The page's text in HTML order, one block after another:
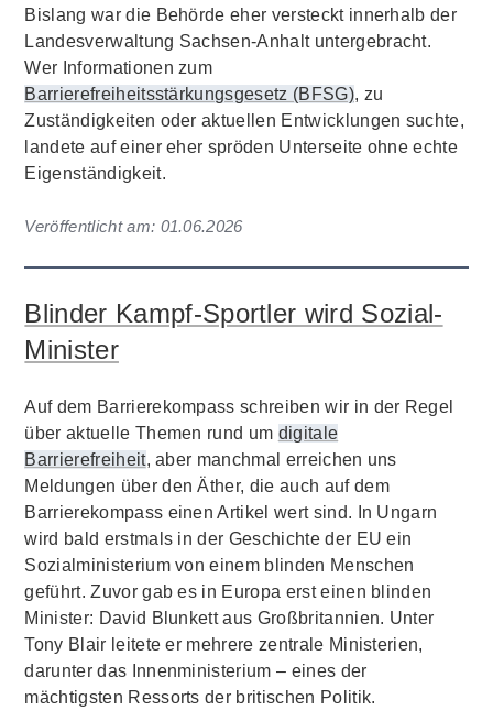
Bislang war die Behörde eher versteckt innerhalb der
Landesverwaltung Sachsen-Anhalt untergebracht.
Wer Informationen zum
Barrierefreiheitsstärkungsgesetz (BFSG), zu
Zuständigkeiten oder aktuellen Entwicklungen suchte,
landete auf einer eher spröden Unterseite ohne echte
Eigenständigkeit.
Veröffentlicht am: 01.06.2026
Blinder Kampf-Sportler wird Sozial-
Minister
Auf dem Barrierekompass schreiben wir in der Regel
über aktuelle Themen rund um digitale
Barrierefreiheit, aber manchmal erreichen uns
Meldungen über den Äther, die auch auf dem
Barrierekompass einen Artikel wert sind. In Ungarn
wird bald erstmals in der Geschichte der EU ein
Sozialministerium von einem blinden Menschen
geführt. Zuvor gab es in Europa erst einen blinden
Minister: David Blunkett aus Großbritannien. Unter
Tony Blair leitete er mehrere zentrale Ministerien,
darunter das Innenministerium – eines der
mächtigsten Ressorts der britischen Politik.